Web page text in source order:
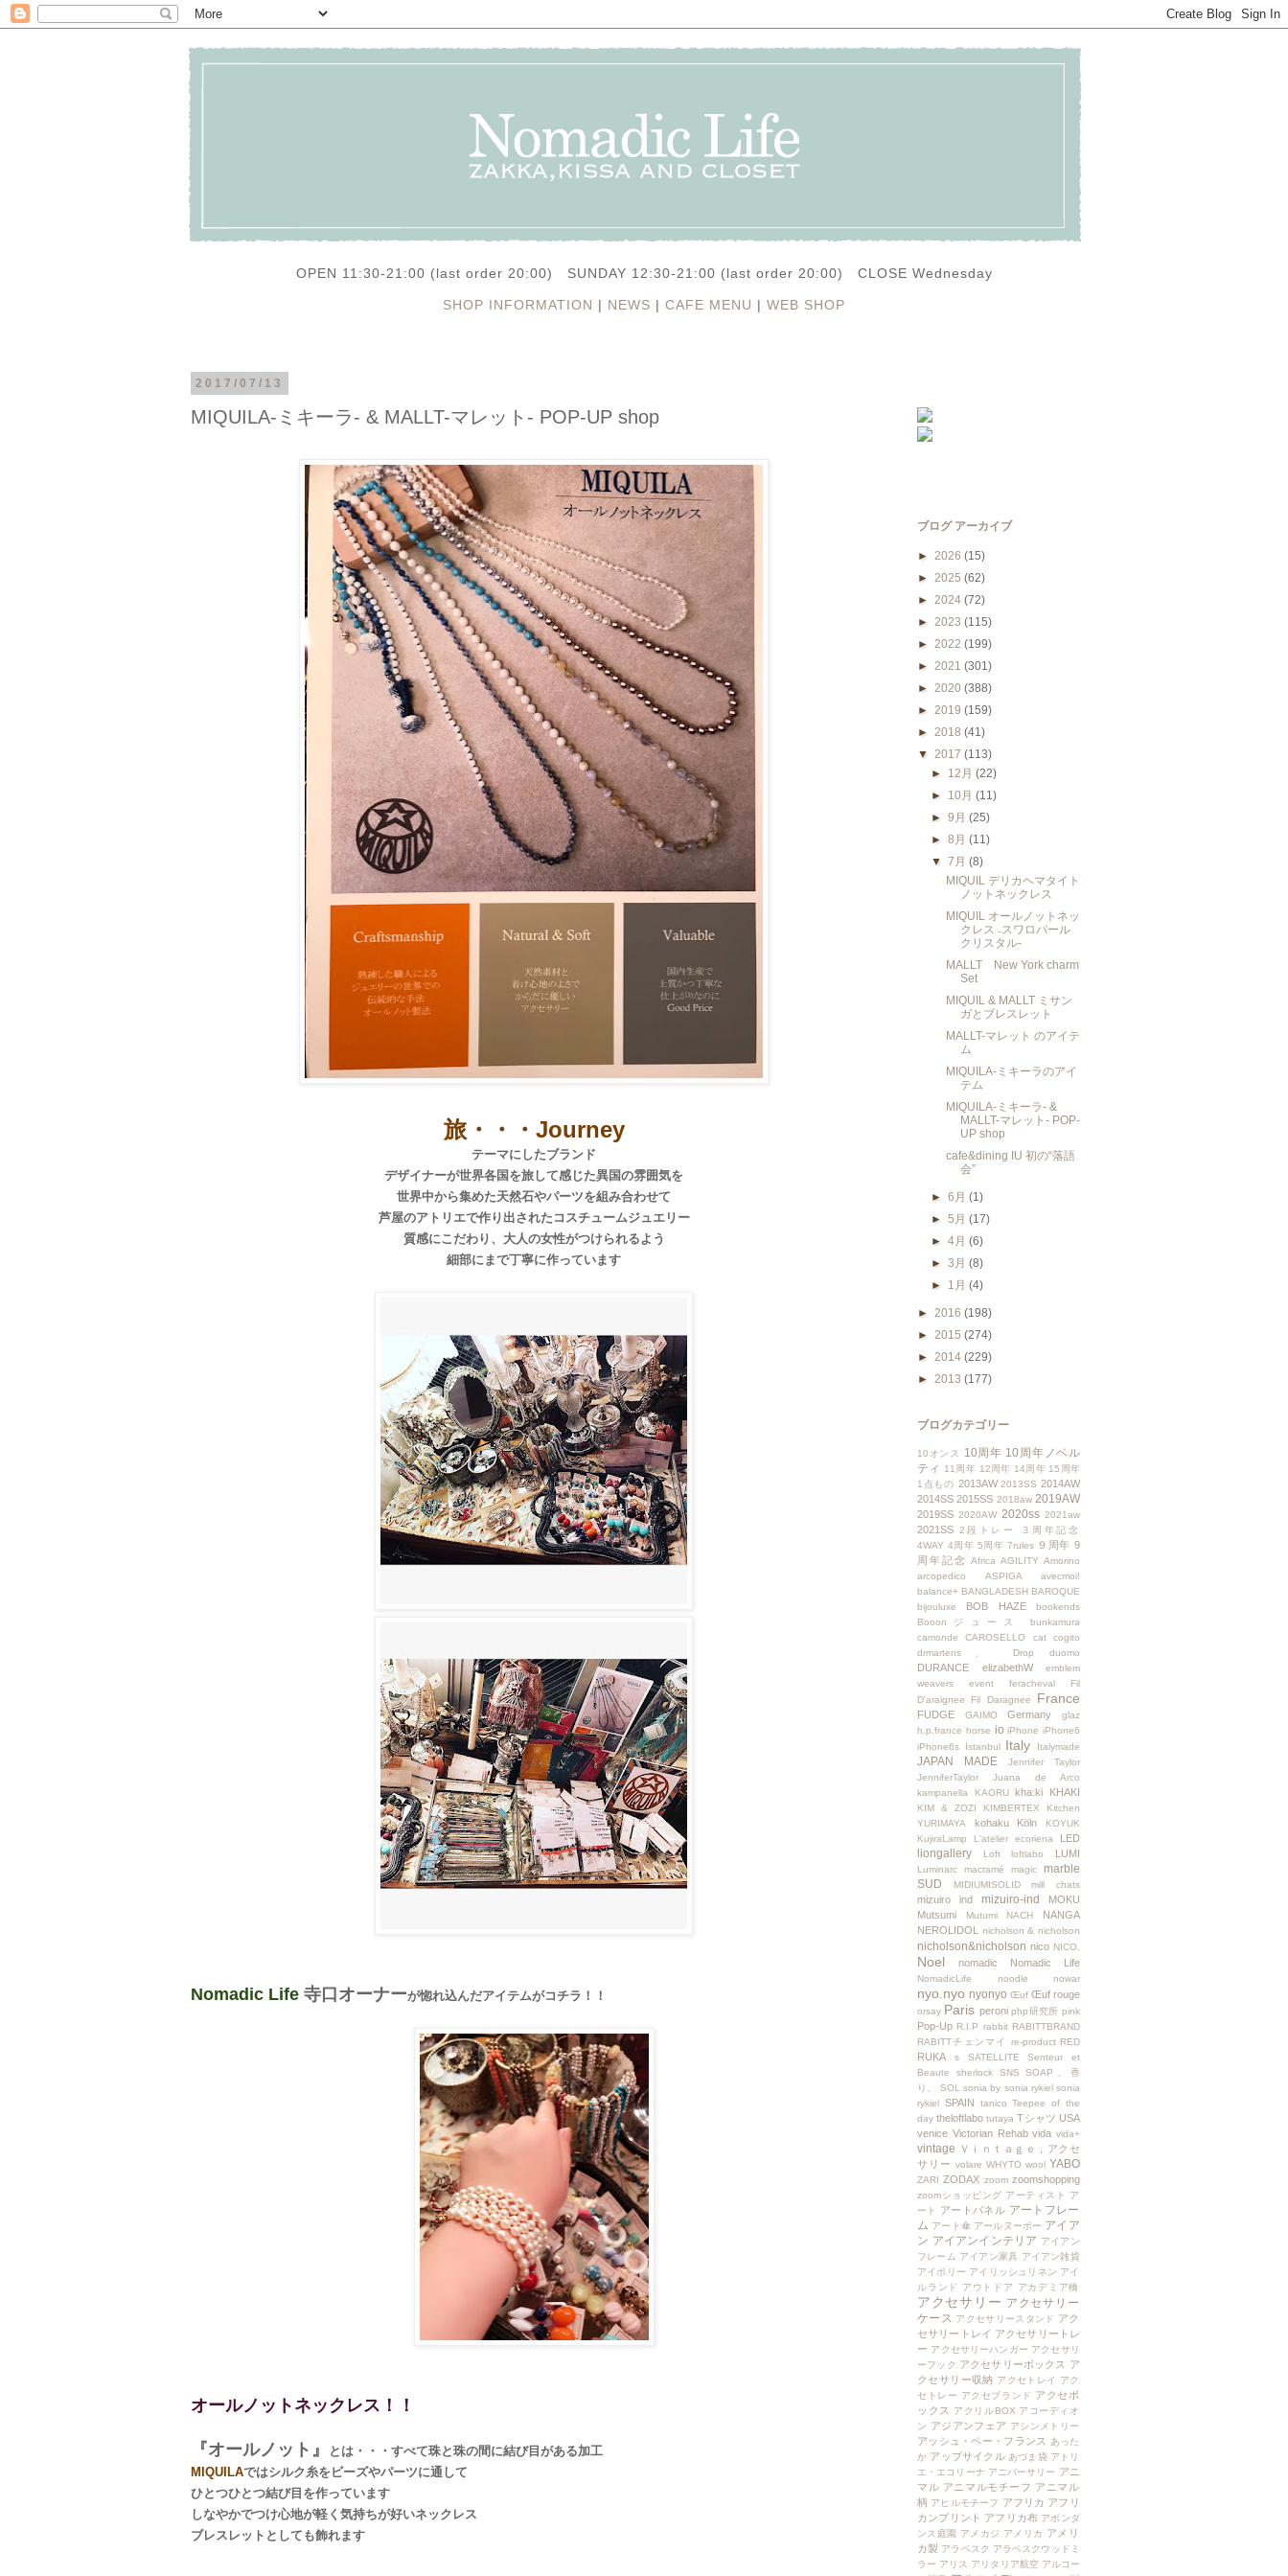
OPEN 11:30-21:00 (last order 20:00) SUNDAY 12:30-21:00 (last order 20:00) CLOSE Wednesday
SHOP INFORMATION | NEWS | CAFE MENU | WEB SHOP
2017/07/13
MIQUILA-ミキーラ- & MALLT-マレット- POP-UP shop
旅・・・Journey
テーマにしたブランド
デザイナーが世界各国を旅して感じた異国の雰囲気を
世界中から集めた天然石やパーツを組み合わせて
芦屋のアトリエで作り出されたコスチュームジュエリー
質感にこだわり、大人の女性がつけられるよう
細部にまで丁寧に作っています
Nomadic Life 寺口オーナーが惚れ込んだアイテムがコチラ！！
オールノットネックレス！！
『オールノット』
とは・・・すべて珠と珠の間に結び目がある加工
MIQUILAではシルク糸をビーズやパーツに通して
ひとつひとつ結び目を作っています
しなやかでつけ心地が軽く気持ちが好いネックレス
ブレスレットとしても飾れます
ブログ アーカイブ
► 2026 (15)
► 2025 (62)
► 2024 (72)
► 2023 (115)
► 2022 (199)
► 2021 (301)
► 2020 (388)
► 2019 (159)
► 2018 (41)
▼ 2017 (113)
► 12月(22)
► 10月(11)
►9月(25)
►8月(11)
▼7月(8)
MIQUIL デリカヘマタイト
ノットネックレス
MIQUIL オールノットネッ
クレス ₋スワロパール
クリスタル-
MALLT New York charm
Set
MIQUIL & MALLT ミサン
ガとブレスレット
MALLT-マレット のアイテ
ム
MIQUILA-ミキーラのアイ
テム
MIQUILA-ミキーラ- &
MALLT-マレット- POP-
UP shop
cafe&dining IU 初の“落語
会”
►6月(1)
►5月(17)
►4月(6)
►3月(8)
► 1月(4)
► 2016 (198)
► 2015 (274)
► 2014 (229)
► 2013 (177)
ブログカテゴリー
10オンス 10周年 10周年ノベル
ティ
11周年 12周年 14周年 15周年
1点もの 2013AW 2013SS 2014AW
2014SS 2015SS 2018aw 2019AW
2019SS 2020AW 2020ss 2021aw
2021SS 2段トレー
３周年記念
4WAY 4周年 5周年 7rules ９周年 9
周年記念
Africa AGILITY Amorino
arcopedico
ASPIGA
avecmoi!
balance+ BANGLADESH BAROQUE
bijouluxe
BOB HAZE
bookends
Booonジュース
bunkamura
camonde
CAROSELLO cat
cogito
drmartens、
Drop duomo
DURANCE elizabethW
emblem
weavers
event feracheval
Fil
D'araignee
Fil Daragnee France
FUDGE GAIMO Germany
glaz
h.p.france horse io iPhone iPhone6
iPhone6s
İstanbul Italy Italymade
JAPAN MADE
Jennifer Taylor
JenniferTaylor
Juana de Arco
kampanella
KAORU kha:ki KHAKI
KIM & ZOZI KIMBERTEX
Kitchen
YURIMAYA
kohaku Köln
KOYUK
KujiraLamp
L'atelier ecoriena LED
liongallery Loft loftlabo LUMI
Luminarc macramé magic
marble
SUD
MIDIUMISOLID mill chats
mizuiro ind mizuiro-ind
MOKU
Mutsumi
Mutumi NACH
NANGA
NEROLIDOL
nicholson & nicholson
nicholson&nicholson nico NICO.
Noel nomadic Nomadic Life
NomadicLife noodle nowar
nyo.nyo nyonyo Œuf Œuf rouge
orsay Paris peroni php研究所 pink
Pop-Up R.I.P rabbit RABITTBRAND
RABITTチェンマイ
re-product RED
RUKA s SATELLITE
Senteur et
Beaute
sherlock SNS
SOAP、香
り、
SOL sonia by sonia rykiel sonia
rykiel SPAIN tanico Teepee of the
day theloftlabo tutaya Tシャツ USA
venice Victorian Rehab vida vida+
vintage Ｖｉｎｔａｇｅ，アクセ
サリー volare WHYTO wool YABO
ZARI ZODAX zoom zoomshopping
zoomショッピング アーティスト
ア
ート
アートパネル アートフレー
ム アート傘 アールヌーボー アイア
ン アイアンインテリア アイアン
フレーム アイアン家具 アイアン雑貨
アイボリー アイリッシュリネン アイ
ルランド
アウトドア アカデミア橋
アクセサリー アクセサリー
ケース アクセサリースタンド アク
セサリートレイ アクセサリートレ
ー アクセサリーハンガー アクセサリ
ーフック アクセサリーボックス ア
クセサリー収納 アクセトレイ
アク
セトレー アクセブランド アクセボ
ックス
アクリルBOX アコーディオ
ン アジアンフェア アシンメトリー
アッシュ・ペー・フランス
あった
か アップサイクル あづま袋 アトリ
エ・エコリーナ アニバーサリー アニ
マル アニマルモチーフ アニマル
柄 アヒルモチーフ アフリカ アフリ
カンプリント アフリカ布 アボンダ
ンス庭園
アメカジ アメリカ アメリ
カ製 アラベスク アラベスクウッドミ
ラー アリス アリタリア航空 アルコー